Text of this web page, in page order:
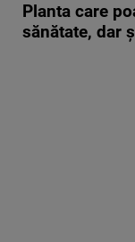
Planta care
sănătate, dar